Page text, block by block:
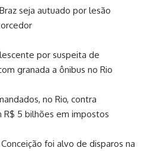
seja autuado por lesão
por suspeita de
granada a ônibus no Rio
no Rio, contra
5 bilhões em impostos
foi alvo de disparos na